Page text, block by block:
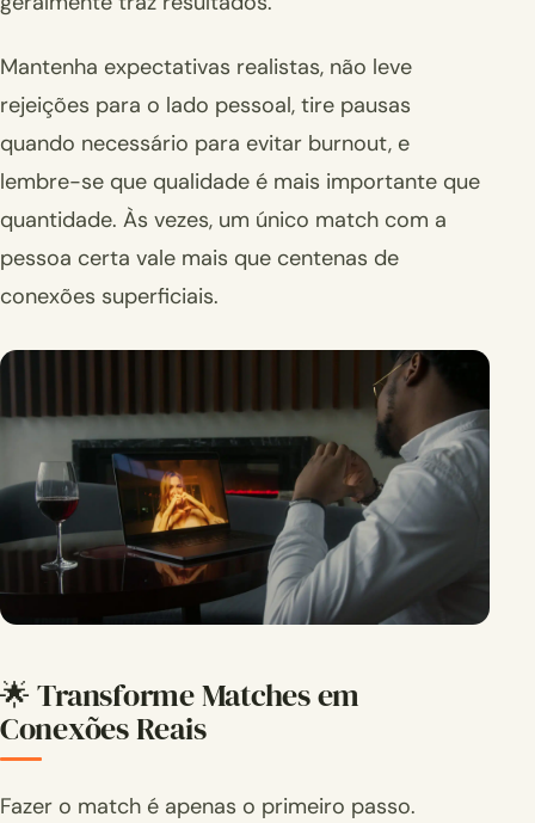
Mantenha expectativas realistas, não leve
rejeições para o lado pessoal, tire pausas
quando necessário para evitar burnout, e
lembre-se que qualidade é mais importante que
quantidade. Às vezes, um único match com a
pessoa certa vale mais que centenas de
conexões superficiais.
🌟 Transforme Matches em
Conexões Reais
Fazer o match é apenas o primeiro passo.